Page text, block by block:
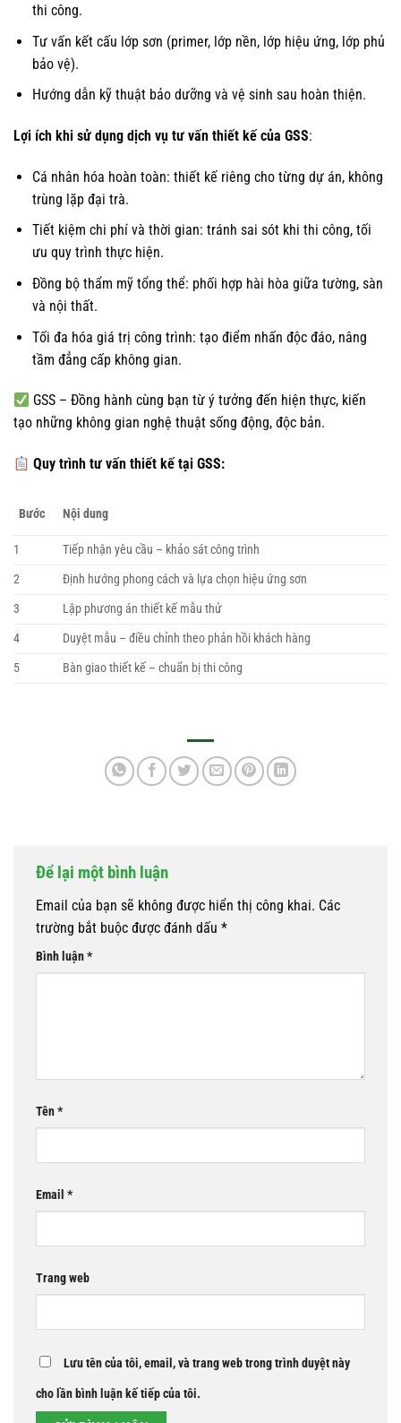
thi công.
Tư vấn kết cấu lớp sơn (primer, lớp nền, lớp hiệu ứng, lớp phủ
bảo vệ).
Hướng dẫn kỹ thuật bảo dưỡng và vệ sinh sau hoàn thiện.
Lợi ích khi sử dụng dịch vụ tư vấn thiết kế của GSS:
Cá nhân hóa hoàn toàn: thiết kế riêng cho từng dự án, không
trùng lặp đại trà.
Tiết kiệm chi phí và thời gian: tránh sai sót khi thi công, tối
ưu quy trình thực hiện.
Đồng bộ thẩm mỹ tổng thể: phối hợp hài hòa giữa tường, sàn
và nội thất.
Tối đa hóa giá trị công trình: tạo điểm nhấn độc đáo, nâng
tầm đẳng cấp không gian.
GSS – Đồng hành cùng bạn từ ý tưởng đến hiện thực, kiến
tạo những không gian nghệ thuật sống động, độc bản.
Quy trình tư vấn thiết kế tại GSS:
Bước Nội dung
1
Tiếp nhận yêu cầu – khảo sát công trình
2
Định hướng phong cách và lựa chọn hiệu ứng sơn
3
Lập phương án thiết kế mẫu thử
4
Duyệt mẫu – điều chỉnh theo phản hồi khách hàng
5
Bàn giao thiết kế – chuẩn bị thi công
Để lại một bình luận
Email của bạn sẽ không được hiển thị công khai. Các
trường bắt buộc được đánh dấu *
Bình luận*
Tên*
Email *
Trang web
Lưu tên của tôi, email, và trang web trong trình duyệt này
cho lần bình luận kế tiếp của tôi.